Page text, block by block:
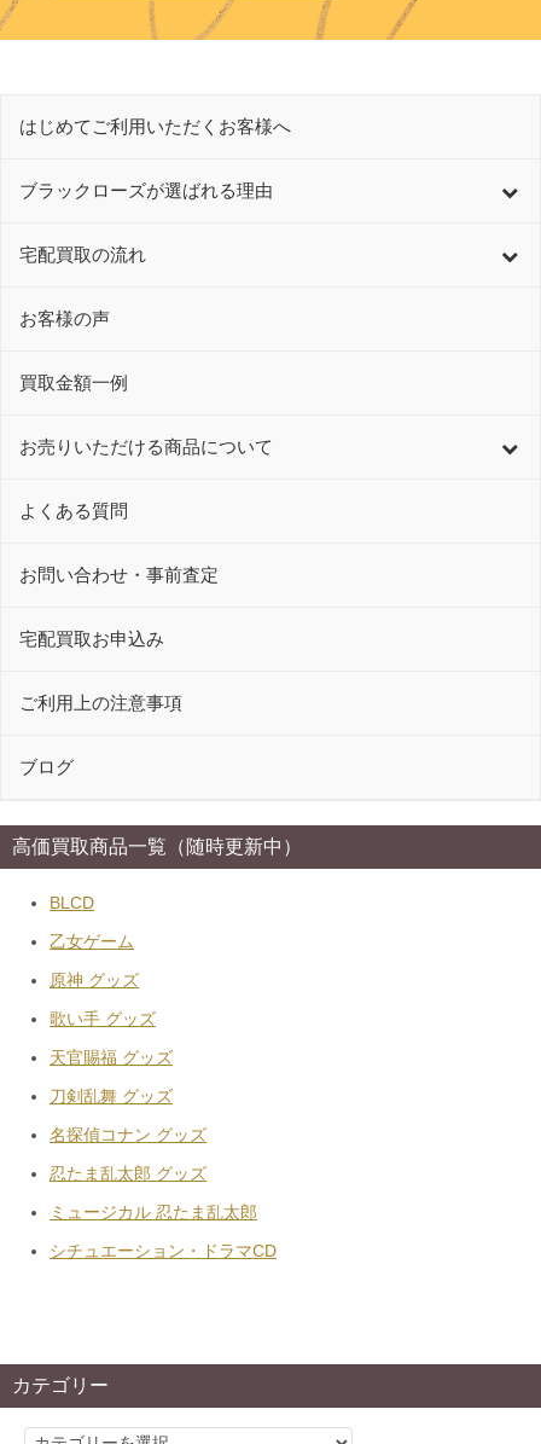
はじめてご利用いただくお客様へ
ブラックローズが選ばれる理由
宅配買取の流れ
お客様の声
買取金額一例
お売りいただける商品について
よくある質問
お問い合わせ・事前査定
宅配買取お申込み
ご利用上の注意事項
ブログ
高価買取商品一覧（随時更新中）
BLCD
乙女ゲーム
原神 グッズ
歌い手 グッズ
天官賜福 グッズ
刀剣乱舞 グッズ
名探偵コナン グッズ
忍たま乱太郎 グッズ
ミュージカル 忍たま乱太郎
シチュエーション・ドラマCD
カテゴリー